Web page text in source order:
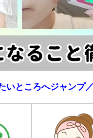
いところへジャンプ／